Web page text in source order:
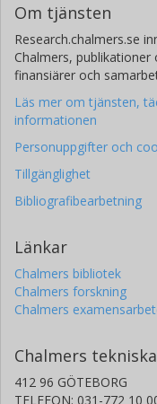
Om tjänsten
Research.chalmers.se
Chalmers,
finansiärer och
Läs mer om tjänsten,
informationen
Personuppgifter och
Tillgänglighet
Bibliografibearbetning
Länkar
Chalmers bibliotek
Chalmers forskning
Chalmers
Chalmers
412 96 GÖTEBORG
TELEFON: 031-772 10